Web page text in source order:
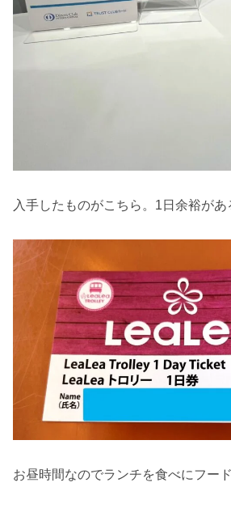
入手したものがこちら。1日余裕があ
お昼時間なのでランチを食べにフー